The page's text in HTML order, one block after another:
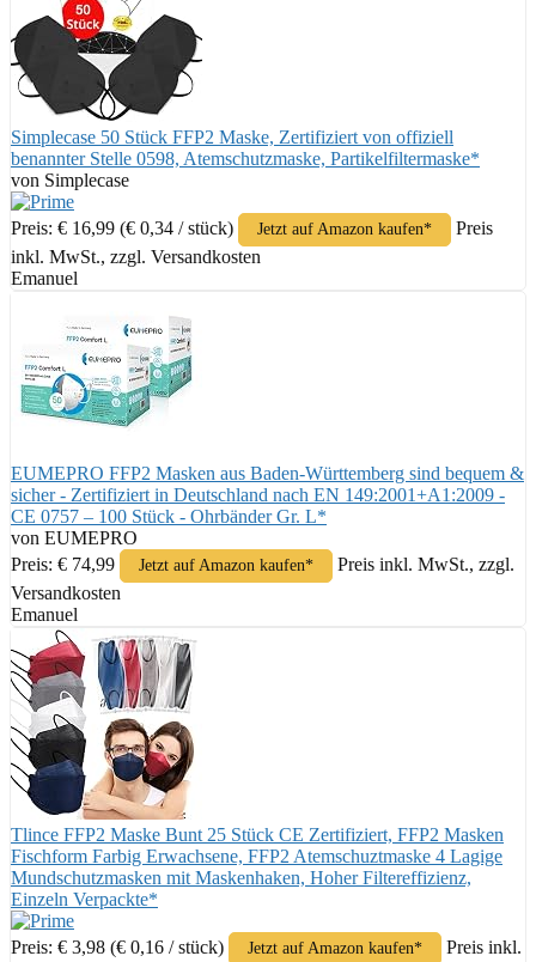
Simplecase 50 Stück FFP2 Maske, Zertifiziert von offiziell
benannter Stelle 0598, Atemschutzmaske, Partikelfiltermaske*
von Simplecase
Preis: € 16,99 (€ 0,34 / stück) Jetzt auf Amazon kaufen*
Preis
inkl. MwSt., zzgl. Versandkosten
Emanuel
EUMEPRO FFP2 Masken aus Baden-Württemberg sind bequem &
sicher - Zertifiziert in Deutschland nach EN 149:2001+A1:2009 -
CE 0757 – 100 Stück - Ohrbänder Gr. L*
von EUMEPRO
Preis: € 74,99
Jetzt auf Amazon kaufen*
Preis inkl. MwSt., zzgl.
Versandkosten
Emanuel
Tlince FFP2 Maske Bunt 25 Stück CE Zertifiziert, FFP2 Masken
Fischform Farbig Erwachsene, FFP2 Atemschuztmaske 4 Lagige
Mundschutzmasken mit Maskenhaken, Hoher Filtereffizienz,
Einzeln Verpackte*
Preis: € 3,98 (€ 0,16 / stück) Jetzt auf Amazon kaufen*
Preis inkl.